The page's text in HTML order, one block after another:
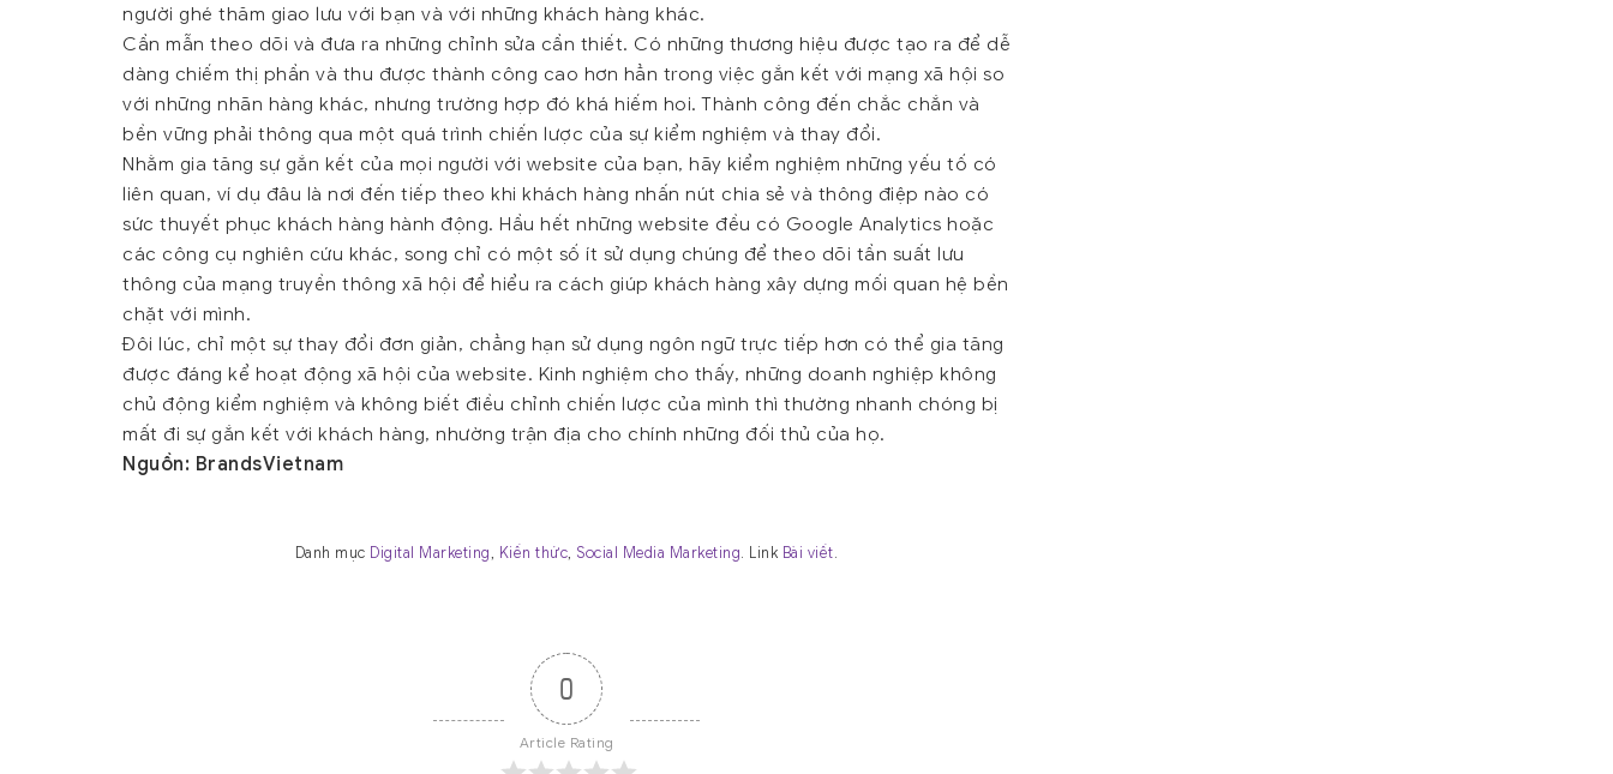
người ghé thăm giao lưu với bạn và với những khách hàng khác.
Cần mẫn theo dõi và đưa ra những chỉnh sửa cần thiết. Có những thương hiệu được tạo ra để dễ
dàng chiếm thị phần và thu được thành công cao hơn hẳn trong việc gắn kết với mạng xã hội so
với những nhãn hàng khác, nhưng trường hợp đó khá hiếm hoi. Thành công đến chắc chắn và
bền vững phải thông qua một quá trình chiến lược của sự kiểm nghiệm và thay đổi.
Nhằm gia tăng sự gắn kết của mọi người với website của bạn, hãy kiểm nghiệm những yếu tố có
liên quan, ví dụ đâu là nơi đến tiếp theo khi khách hàng nhấn nút chia sẻ và thông điệp nào có
sức thuyết phục khách hàng hành động. Hầu hết những website đều có Google Analytics hoặc
các công cụ nghiên cứu khác, song chỉ có một số ít sử dụng chúng để theo dõi tần suất lưu
thông của mạng truyền thông xã hội để hiểu ra cách giúp khách hàng xây dựng mối quan hệ bền
chặt với mình.
Đôi lúc, chỉ một sự thay đổi đơn giản, chẳng hạn sử dụng ngôn ngữ trực tiếp hơn có thể gia tăng
được đáng kể hoạt động xã hội của website. Kinh nghiệm cho thấy, những doanh nghiệp không
chủ động kiểm nghiệm và không biết điều chỉnh chiến lược của mình thì thường nhanh chóng bị
mất đi sự gắn kết với khách hàng, nhường trận địa cho chính những đối thủ của họ.
Nguồn: BrandsVietnam
Danh mục Digital Marketing, Kiến thức, Social Media Marketing. Link Bài viết.
0
Article Rating